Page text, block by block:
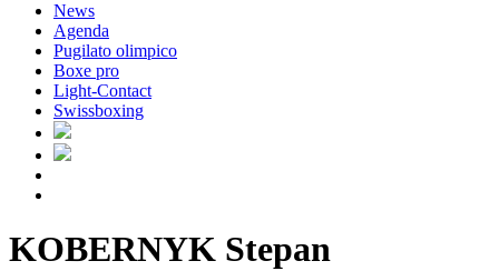
News
Agenda
Pugilato olimpico
Boxe pro
Light-Contact
Swissboxing
KOBERNYK Stepan